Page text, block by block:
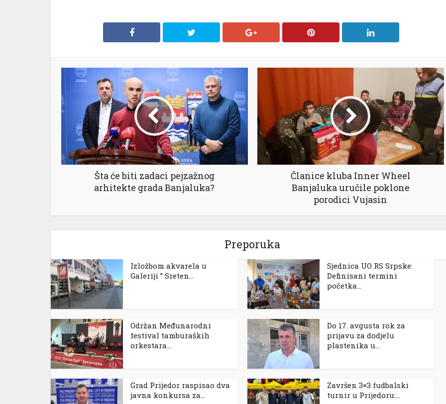
Šta će biti zadaci pejzažnog
arhitekte grada Banjaluka?
Članice kluba Inner Wheel
Banjaluka uručile poklone
porodici Vujasin
Preporuka
Izložbom akvarela u
Galeriji ” Sreten...
Sjednica UO RS Srpske:
Definisani termini
početka...
Održan Međunarodni
festival tamburaških
orkestara...
Do 17. avgusta rok za
prijavu za dodjelu
plastenika u...
Grad Prijedor raspisao dva
javna konkursa za...
Završen 3×3 fudbalski
turnir u Prijedoru:...